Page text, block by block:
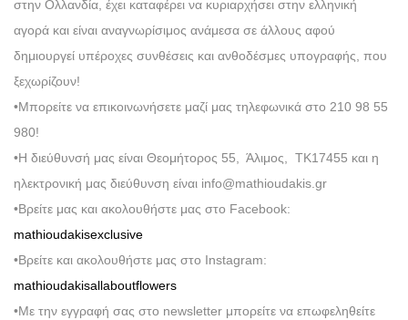
στην Ολλανδία, έχει καταφέρει να κυριαρχήσει στην ελληνική
αγορά και είναι αναγνωρίσιμος ανάμεσα σε άλλους αφού
δημιουργεί υπέροχες συνθέσεις και ανθοδέσμες υπογραφής, που
ξεχωρίζουν!
•Μπορείτε να επικοινωνήσετε μαζί μας τηλεφωνικά στο 210 98 55
980!
•Η διεύθυνσή μας είναι Θεομήτορος 55, Άλιμος, ΤΚ17455 και η
ηλεκτρονική μας διεύθυνση είναι info@mathioudakis.gr
•Βρείτε μας και ακολουθήστε μας στο Facebook:
mathioudakisexclusive
•Βρείτε και ακολουθήστε μας στο Instagram:
mathioudakisallaboutflowers
•Με την εγγραφή σας στο newsletter μπορείτε να επωφεληθείτε